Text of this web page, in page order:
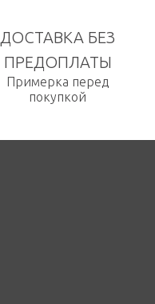
ДОСТАВКА БЕЗ
ПРЕДОПЛАТЫ
Примерка перед
покупкой